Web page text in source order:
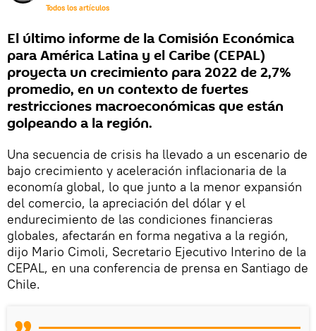
Todos los artículos
El último informe de la Comisión Económica
para América Latina y el Caribe (CEPAL)
proyecta un crecimiento para 2022 de 2,7%
promedio, en un contexto de fuertes
restricciones macroeconómicas que están
golpeando a la región.
Una secuencia de crisis ha llevado a un escenario de
bajo crecimiento y aceleración inflacionaria de la
economía global, lo que junto a la menor expansión
del comercio, la apreciación del dólar y el
endurecimiento de las condiciones financieras
globales, afectarán en forma negativa a la región,
dijo Mario Cimoli, Secretario Ejecutivo Interino de la
CEPAL, en una conferencia de prensa en Santiago de
Chile.